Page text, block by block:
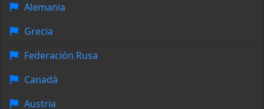
Alemania
Grecia
Federación Rusa
Canadá
Austria